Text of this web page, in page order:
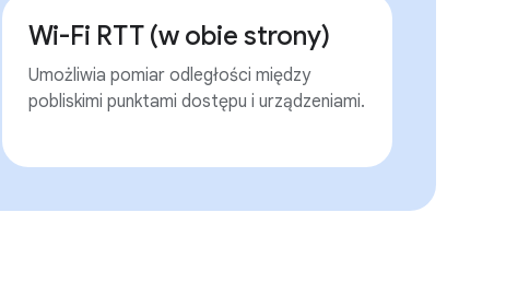
Wi-Fi RTT (w obie strony)
Umożliwia pomiar odległości między
pobliskimi punktami dostępu i urządzeniami.